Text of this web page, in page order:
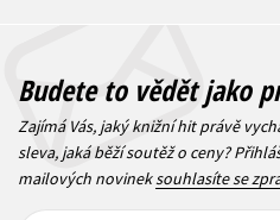
Budete to vědět jako
Zajímá Vás, jaký knižní hit právě
sleva, jaká běží soutěž o ceny?
mailových novineksouhlasíte se